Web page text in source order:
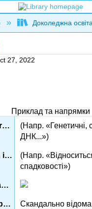
collapse global
Доколеджна освіта
27, 2022
Приклад та напрямки
(Напр. «Генетичні,
ДНК...»)
(Напр.
спадковості»)
Скандально